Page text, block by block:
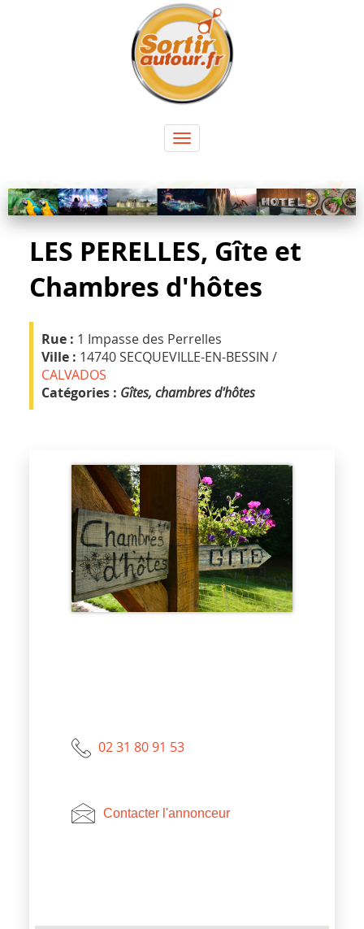
Toggle
navigation
LES PERELLES, Gîte et
Chambres d'hôtes
Rue : 1 Impasse des Perrelles
Ville : 14740 SECQUEVILLE-EN-BESSIN /
CALVADOS
Catégories : Gîtes, chambres d'hôtes
02 31 80 91 53
Contacter l'annonceur
Panneau de gestion des cookies